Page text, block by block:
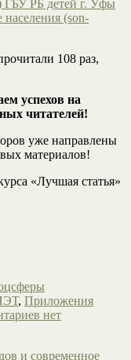
РБ детей г. Уфы
(son-
108 раз,
успехов на
читателей!
уже направлены
материалов!
«Лучшая статья»
, Приложения
нет
и современное